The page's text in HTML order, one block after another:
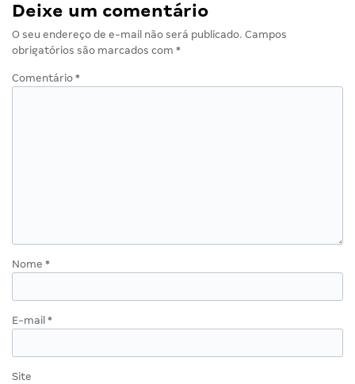
Deixe um comentário
O seu endereço de e-mail não será publicado. Campos
obrigatórios são marcados com *
Comentário *
Nome *
E-mail *
Site